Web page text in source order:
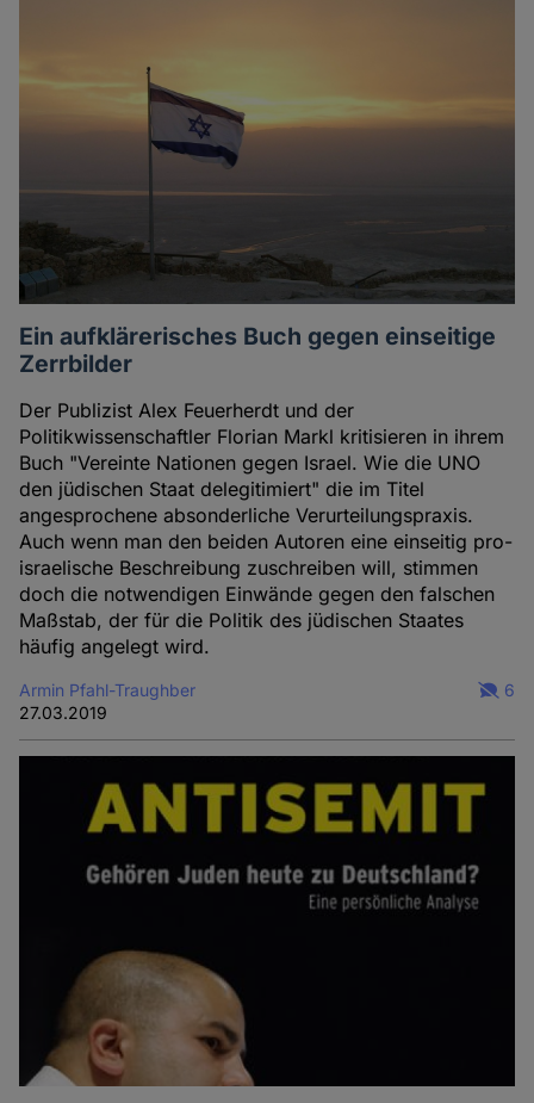
Ein aufklärerisches Buch gegen einseitige
Zerrbilder
Der Publizist Alex Feuerherdt und der
Politikwissenschaftler Florian Markl kritisieren in ihrem
Buch "Vereinte Nationen gegen Israel. Wie die UNO
den jüdischen Staat delegitimiert" die im Titel
angesprochene absonderliche Verurteilungspraxis.
Auch wenn man den beiden Autoren eine einseitig pro-
israelische Beschreibung zuschreiben will, stimmen
doch die notwendigen Einwände gegen den falschen
Maßstab, der für die Politik des jüdischen Staates
häufig angelegt wird.
Armin Pfahl-Traughber
27.03.2019
6